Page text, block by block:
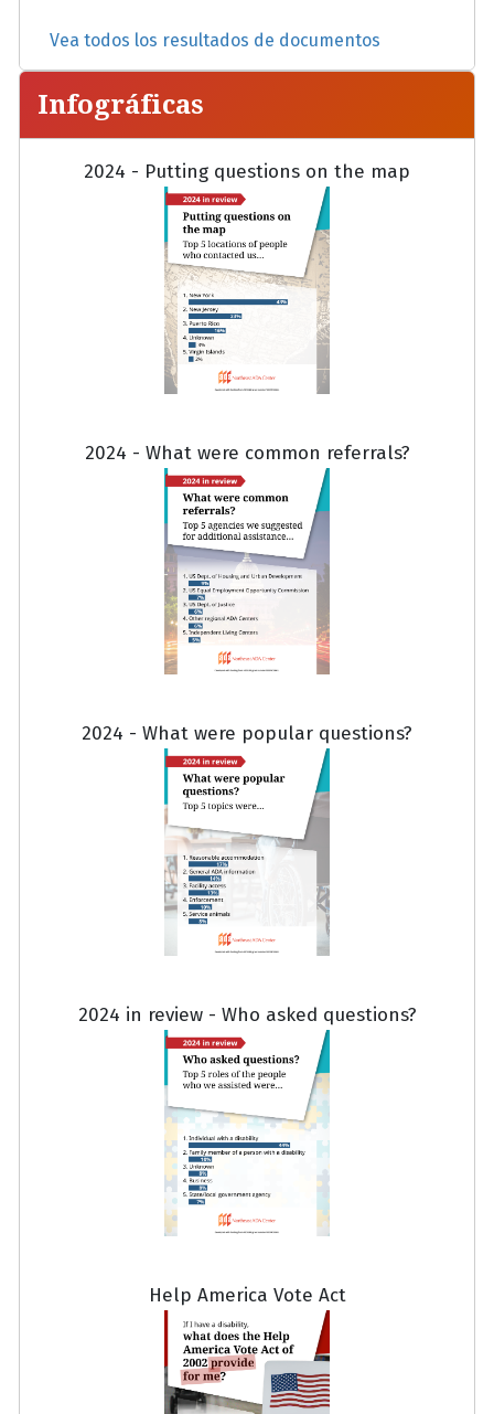
Vea todos los resultados de documentos
Infográficas
2024 - Putting questions on the map
2024 - What were common referrals?
2024 - What were popular questions?
2024 in review - Who asked questions?
Help America Vote Act